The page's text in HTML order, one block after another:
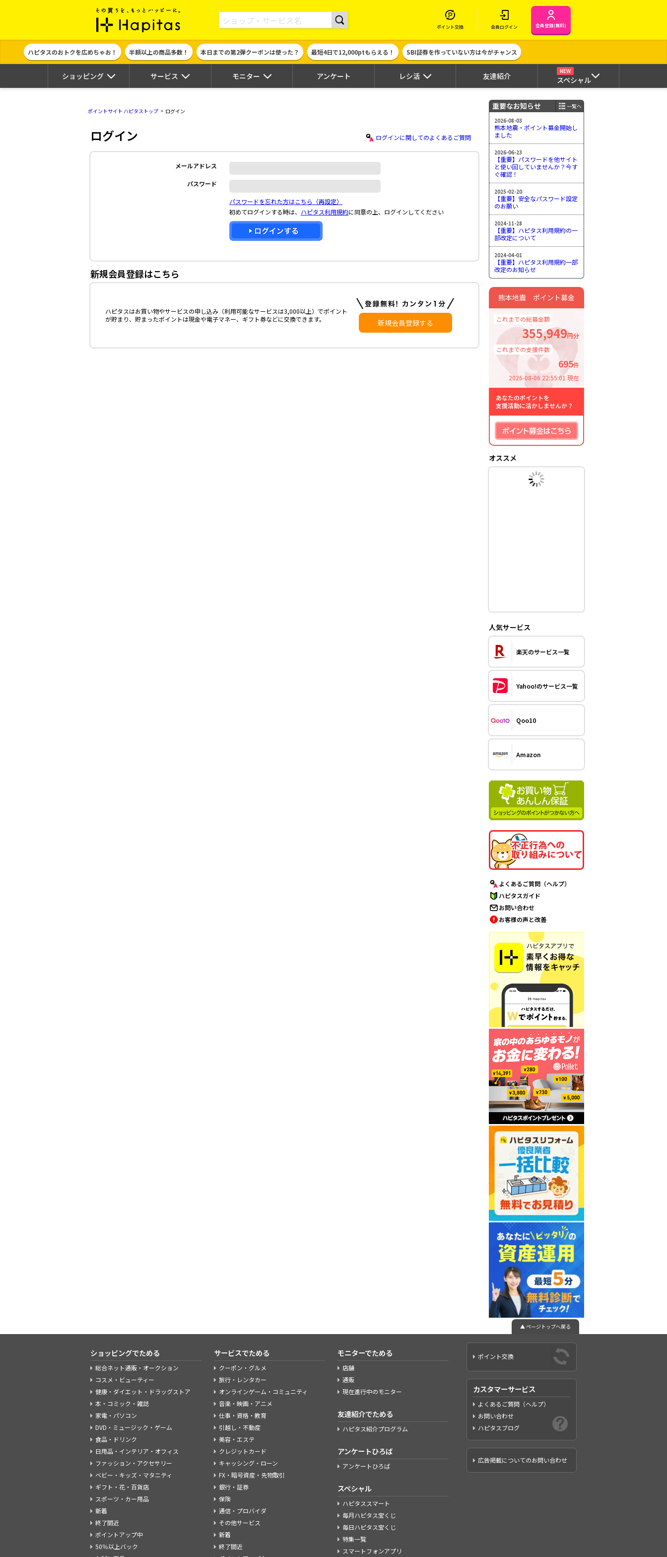
ポイント貯めて現金やギフト券に交換できるポイントサイト | ハピタス
ポイント交換 会員ログイン 会員登録(無料)
ハピタスのおトクを広めちゃお！ 半額以上の商品多数！ 本日までの第2弾クーポンは使った？ 最短4日で12,000ptもらえる！ SBI証券を作っていない方は今がチャンス
ショッピング サービス モニター アンケート レシ活 友達紹介
NEW
スペシャル
ポイントサイト ハピタストップ ログイン
ログイン ログインに関してのよくあるご質問
メールアドレス
パスワード
パスワードを忘れた方はこちら（再設定）
初めてログインする時は、 ハピタス利用規約に同意の上、ログインしてください
新規会員登録はこちら
ハピタスはお買い物やサービスの申し込み（利用可能なサービスは3,000以上）でポイント
が貯まり、貯まったポイントは現金や電子マネー、ギフト券などに交換できます。
新規会員登録する
重要なお知らせ
一覧へ
2026-08-03
熊本地震・ポイント募金開始し
ました
2026-06-23
【重要】パスワードを他サイト
と使い回していませんか？今す
ぐ確認！
2025-02-20
【重要】安全なパスワード設定
のお願い
2024-11-28
【重要】ハピタス利用規約の一
部改定について
2024-04-01
【重要】ハピタス利用規約一部
改定のお知らせ
熊本地震 ポイント募金
これまでの総募金額
355,949円分
これまでの支援件数
695件
2026-08-06 22:55:01 現在
あなたのポイントを
支援活動に活かしませんか？
オススメ
人気サービス
楽天のサービス一覧
Yahoo!のサービス一覧
Qoo10
Amazon
よくあるご質問（ヘルプ）
ハピタスガイド
お問い合わせ
お客様の声と改善
▲ ページトップへ戻る
ショッピングでためる
総合ネット通販・オークション
コスメ・ビューティー
健康・ダイエット・ドラッグストア
本・コミック・雑誌
家電・パソコン
DVD・ミュージック・ゲーム
食品・ドリンク
日用品・インテリア・オフィス
ファッション・アクセサリー
ベビー・キッズ・マタニティ
ギフト・花・百貨店
スポーツ・カー用品
新着
終了間近
ポイントアップ中
50％以上バック
サービスでためる
クーポン・グルメ
旅行・レンタカー
オンラインゲーム・コミュニティ
音楽・映画・アニメ
仕事・資格・教育
引越し・不動産
美容・エステ
クレジットカード
キャッシング・ローン
FX・暗号資産・先物取引
銀行・証券
保険
通信・プロバイダ
その他サービス
新着
終了間近
モニターでためる
店舗
通販
現在進行中のモニター
友達紹介でためる
ハピタス紹介プログラム
アンケートひろば
アンケートひろば
スペシャル
ハピタススマート
毎月ハピタス宝くじ
毎日ハピタス宝くじ
特集一覧
スマートフォンアプリ
ポイント交換
カスタマーサービス
よくあるご質問（ヘルプ）
お問い合わせ
ハピタスブログ
広告掲載についてのお問い合わせ